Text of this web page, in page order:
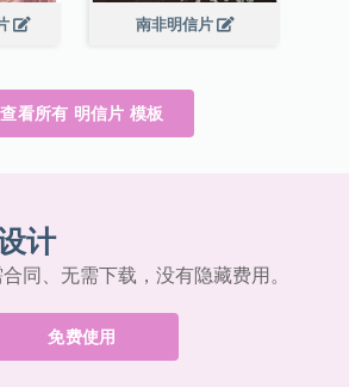
南非明信片
查看所有 明信片 模板
计
同、无需下载，没有隐藏费用。
免费使用